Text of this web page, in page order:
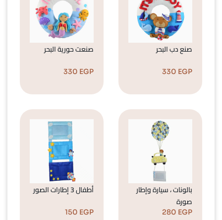
صنع دب البحر
330 EGP
صنعت حورية البحر
330 EGP
بالونات ، سيارة وإطار
صورة
280 EGP
أطفال 3 إطارات الصور
150 EGP